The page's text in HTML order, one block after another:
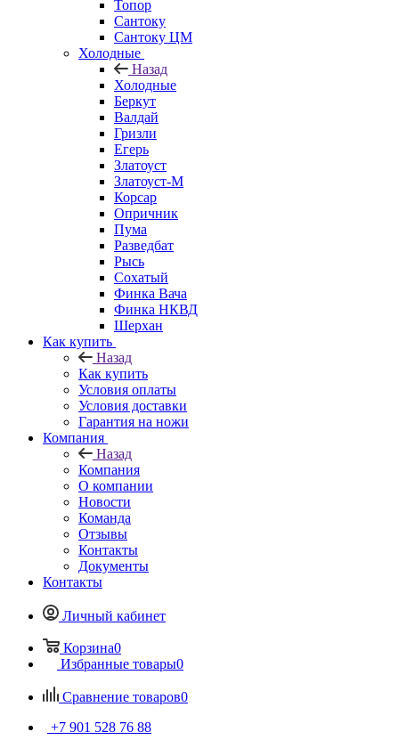
Топор
Сантоку
Сантоку ЦМ
Холодные
Назад
Холодные
Беркут
Валдай
Гризли
Егерь
Златоуст
Златоуст-М
Корсар
Опричник
Пума
Разведбат
Рысь
Сохатый
Финка Вача
Финка НКВД
Шерхан
Как купить
Назад
Как купить
Условия оплаты
Условия доставки
Гарантия на ножи
Компания
Назад
Компания
О компании
Новости
Команда
Отзывы
Контакты
Документы
Контакты
Личный кабинет
Корзина0
Избранные товары0
Сравнение товаров0
+7 901 528 76 88